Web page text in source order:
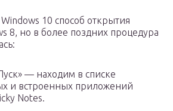
10 способ открытия
8, но в более поздних процедура
— находим в списке
и встроенных приложений
Notes.